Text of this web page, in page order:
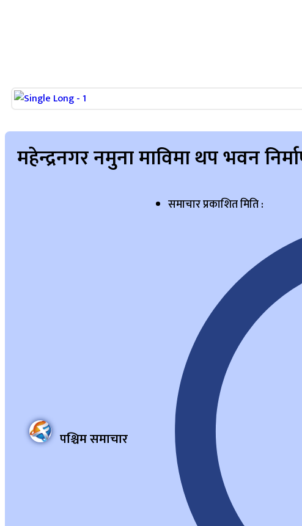
महेन्द्रनगर नमुना माविमा थप भवन
पश्चिम समाचार
समाचार प्रकाशित मिति :